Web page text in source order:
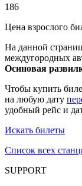
186
Цена взрослого
На данной
междугородных
Осиновая
Чтобы купить
на любую дату
удобный рейс и
Искать билеты
Список всех
SUPPORT